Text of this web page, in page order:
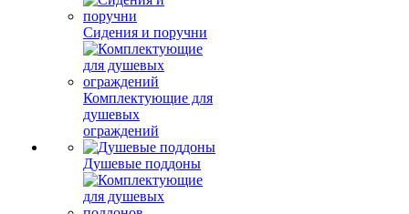
Сидения и поручни
Комплектующие для
душевых
ограждений
Душевые поддоны